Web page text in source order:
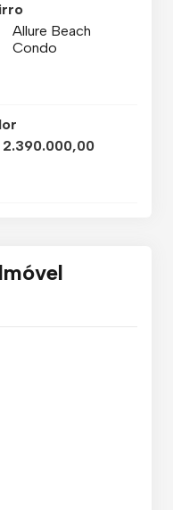
Allure Beach
Condo
2.390.000,00